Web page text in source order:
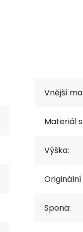
Vnější
Materiál
Výška:
Spona: